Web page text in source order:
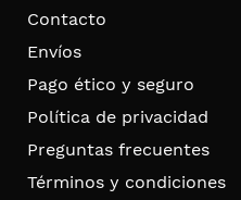
Contacto
Envíos
Pago ético y seguro
Política de privacidad
Preguntas frecuentes
Términos y condiciones